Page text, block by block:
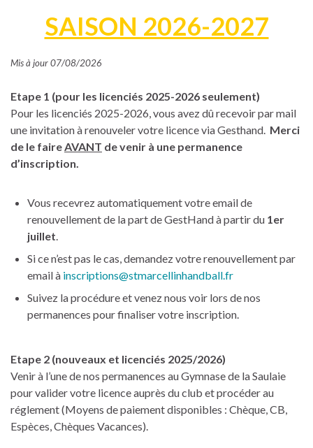
SAISON 2026-2027
Mis à jour 07/08/2026
Etape 1 (pour les licenciés 2025-2026 seulement)
Pour les licenciés 2025-2026, vous avez dû recevoir par mail
une invitation à renouveler votre licence via Gesthand. Merci
de le faireAVANT de venir à une permanence
d’inscription.
Vous recevrez automatiquement votre email de
renouvellement de la part de GestHand à partir du 1er
juillet.
Si ce n’est pas le cas, demandez votre renouvellement par
email à inscriptions@stmarcellinhandball.fr
Suivez la procédure et venez nous voir lors de nos
permanences pour finaliser votre inscription.
Etape 2 (nouveaux et licenciés 2025/2026)
Venir à l’une de nos permanences au Gymnase de la Saulaie
pour valider votre licence auprès du club et procéder au
réglement (Moyens de paiement disponibles : Chèque, CB,
Espèces, Chèques Vacances).